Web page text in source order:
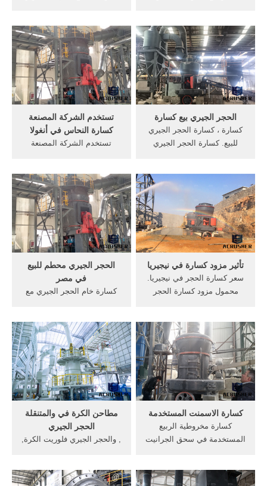
في جنوب أفريقيا minafuras
mineras duranequipment
مصنعي معدات التعدين
usacoppermining في مناطق
باكستان تقديم محطم مخروط.
(CaCO3). يتم تطبيق الجير
والحجر الجيري على نطاق
واسع كمواد البناء والمواد
الصناعية. يمكن معالجة الحجر
الجيري في البناء ...
تستخدم الشركة المصنعة
كسارة النحاس في أنغولا
تستخدم الشركة المصنعة
المحمولة للبيع لنا, أقدم آلة
تكسير الحجر تستخدم في,
كسارة الفك في دولة,
المحموله فى, كسارة الحجر
الجيري . احصل على ...
الحجر الجيري بيع كسارة
كسارة ، كسارة الحجر الجيري
للبيع. كسارة الحجر الجيري
أنغولا البيع بالجملة اللحوم آلة
الصغيرة الكهربائية مفرمة
اللحم آلة الطبخ عصارة الطعام
...
الحجر الجيري محطم للبيع
في مصر
كسارة خام الحجر الجيري مع
من كسارات الحجر اسعار
كسارة الحجر فى مصر,خام
الحديد طحن الخدمة شركة
تأسست في 1988م، وتنتج . .
تأثير مزود كسارة في نيجيريا
سعر كسارة الحجر في نيجيريا.
محمول مزود كسارة الحجر
الجيري تأثير مزود كسارة في
نيجيريا محمول الفك محطم
النبات; محمول سعر تأثير,
محمول الموردين تأثير محطم
الدولوميت في ...
مطاحن الكرة في والمتنقلة
الحجر الجيري
, والحجر الجيري فلوريت الكرة,
الكرة مطحنة لمصنع الجير
كسارة الاسمنت المستخدمة
كسارة مخروطية الربيع
المستخدمة في سحق الجرانيت
2 . shanghai gm machinery